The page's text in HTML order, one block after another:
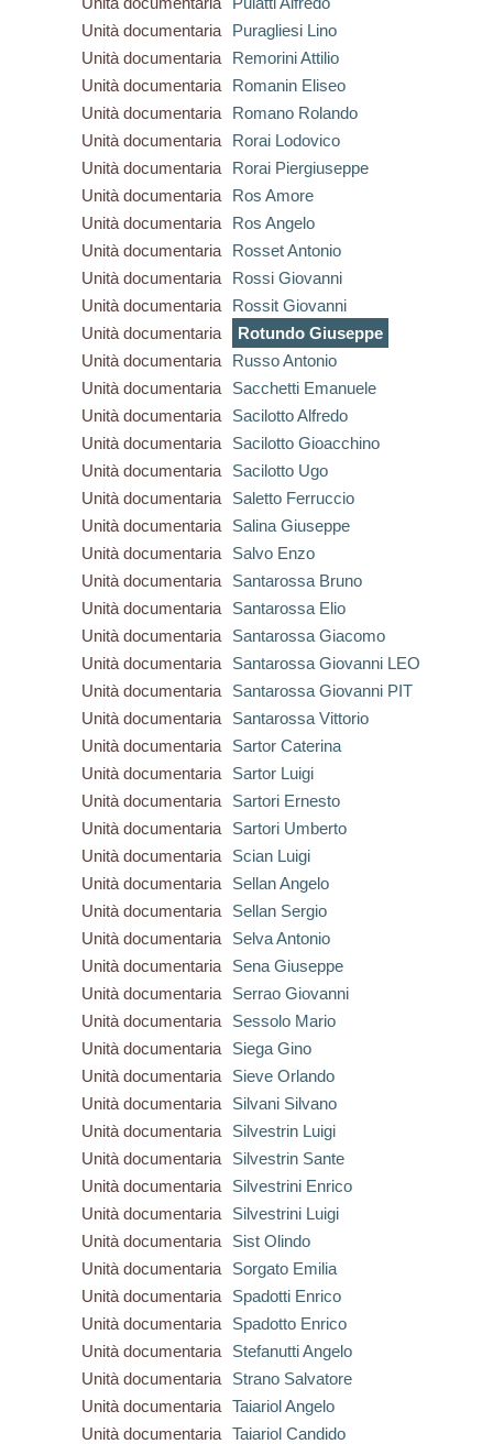
Unità documentaria
Puragliesi Lino
Unità documentaria
Remorini Attilio
Unità documentaria
Romanin Eliseo
Unità documentaria
Romano Rolando
Unità documentaria
Rorai Lodovico
Unità documentaria
Rorai Piergiuseppe
Unità documentaria
Ros Amore
Unità documentaria
Ros Angelo
Unità documentaria
Rosset Antonio
Unità documentaria
Rossi Giovanni
Unità documentaria
Rossit Giovanni
Unità documentaria
Rotundo Giuseppe
Unità documentaria
Russo Antonio
Unità documentaria
Sacchetti Emanuele
Unità documentaria
Sacilotto Alfredo
Unità documentaria
Sacilotto Gioacchino
Unità documentaria
Sacilotto Ugo
Unità documentaria
Saletto Ferruccio
Unità documentaria
Salina Giuseppe
Unità documentaria
Salvo Enzo
Unità documentaria
Santarossa Bruno
Unità documentaria
Santarossa Elio
Unità documentaria
Santarossa Giacomo
Unità documentaria
Santarossa Giovanni LEO
Unità documentaria
Santarossa Giovanni PIT
Unità documentaria
Santarossa Vittorio
Unità documentaria
Sartor Caterina
Unità documentaria
Sartor Luigi
Unità documentaria
Sartori Ernesto
Unità documentaria
Sartori Umberto
Unità documentaria
Scian Luigi
Unità documentaria
Sellan Angelo
Unità documentaria
Sellan Sergio
Unità documentaria
Selva Antonio
Unità documentaria
Sena Giuseppe
Unità documentaria
Serrao Giovanni
Unità documentaria
Sessolo Mario
Unità documentaria
Siega Gino
Unità documentaria
Sieve Orlando
Unità documentaria
Silvani Silvano
Unità documentaria
Silvestrin Luigi
Unità documentaria
Silvestrin Sante
Unità documentaria
Silvestrini Enrico
Unità documentaria
Silvestrini Luigi
Unità documentaria
Sist Olindo
Unità documentaria
Sorgato Emilia
Unità documentaria
Spadotti Enrico
Unità documentaria
Spadotto Enrico
Unità documentaria
Stefanutti Angelo
Unità documentaria
Strano Salvatore
Unità documentaria
Taiariol Angelo
Unità documentaria
Taiariol Candido